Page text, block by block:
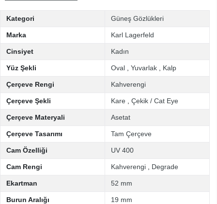
Kategori Güneş Gözlükleri
Marka Karl Lagerfeld
Cinsiyet Kadın
Yüz Şekli Oval Yuvarlak Kalp
Çerçeve Rengi Kahverengi
Çerçeve Şekli Kare Çekik / Cat Eye
Çerçeve Materyali Asetat
Çerçeve Tasarımı Tam Çerçeve
Cam Özelliği UV 400
Cam Rengi Kahverengi Degrade
Ekartman 52 mm
Burun Aralığı 19 mm